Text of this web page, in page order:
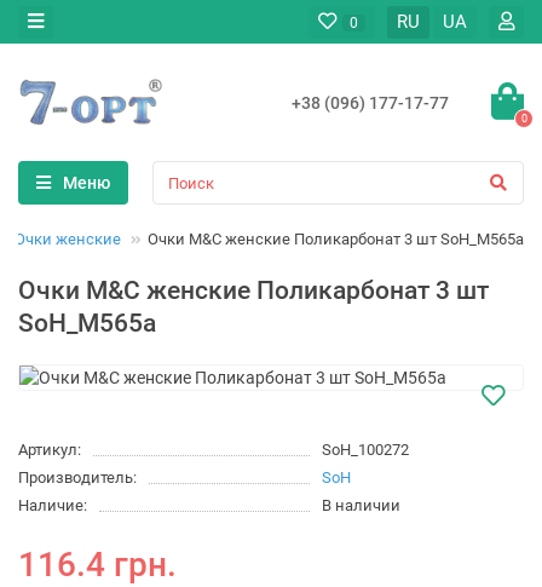
0 RU UA
+38 (096) 177-17-77
0
Меню
Очки женские Очки M&C женские Поликарбонат 3 шт SoH_M565a
Очки M&C женские Поликарбонат 3 шт
SoH_M565a
Артикул:
SoH_100272
Производитель:
SoH
Наличие:
В наличии
116.4 грн.